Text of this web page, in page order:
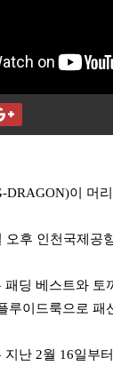
DRAGON)이 머
오후 인천국제공
패딩 베스트와 토
루이드룩으로
난 2월 16일부